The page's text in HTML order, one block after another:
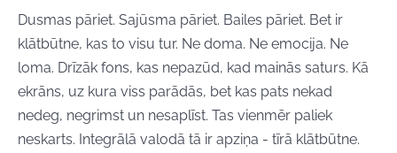
Dusmas pāriet. Sajūsma pāriet. Bailes pāriet. Bet ir
klātbūtne, kas to visu tur. Ne doma. Ne emocija. Ne
loma. Drīzāk fons, kas nepazūd, kad mainās saturs. Kā
ekrāns, uz kura viss parādās, bet kas pats nekad
nedeg, negrimst un nesaplīst. Tas vienmēr paliek
neskarts. Integrālā valodā tā ir apziņa - tīrā klātbūtne.